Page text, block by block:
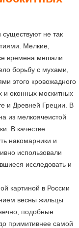
не так
Мелкие,
времена мешали
борьбу с мухами,
этого кровожадного
оконных москитных
и Древней Греции. В
из мелкоячеистой
В качестве
накомарники и
использовали
исследовать и
картиной в России
весны жильцы
подобные
примитивнее самой